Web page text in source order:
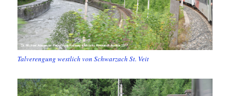
Talverengung westlich von Schwarzach St. Veit